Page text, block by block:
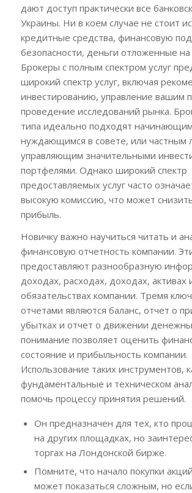
дают доступ практически все
Украины. Ни в коем случае не стоит
кредитные средства, финансовую
безопасности, деньги отложенные
Брокеры с полным спектром услуг
широкий спектр услуг, включая
инвестированию, управление вашим
проведение исследований рынка.
типа идеально подходят
нуждающимся в совете, или частным
управляющим значительными
портфелями. Однако широкий спектр
предоставляемых услуг часто
высокую комиссию, что может
прибыль.
Новичку важно научиться читать и
финансовую отчетность компании.
предоставляют разнообразную
доходах, расходах, доходах, активах
обязательствах компании. Тремя
отчетами являются баланс, отчет о
убытках и отчет о движении
понимание позволяет оценить
состояние и прибыльность компании.
Использование таких инструментов,
фундаментальные и техническом
помочь процессу принятия решений.
Он предназначен для тех, кто
на других площадках, но
торгах на Лондонской бирже.
Помните, что начало покупки
может показаться сложным, но